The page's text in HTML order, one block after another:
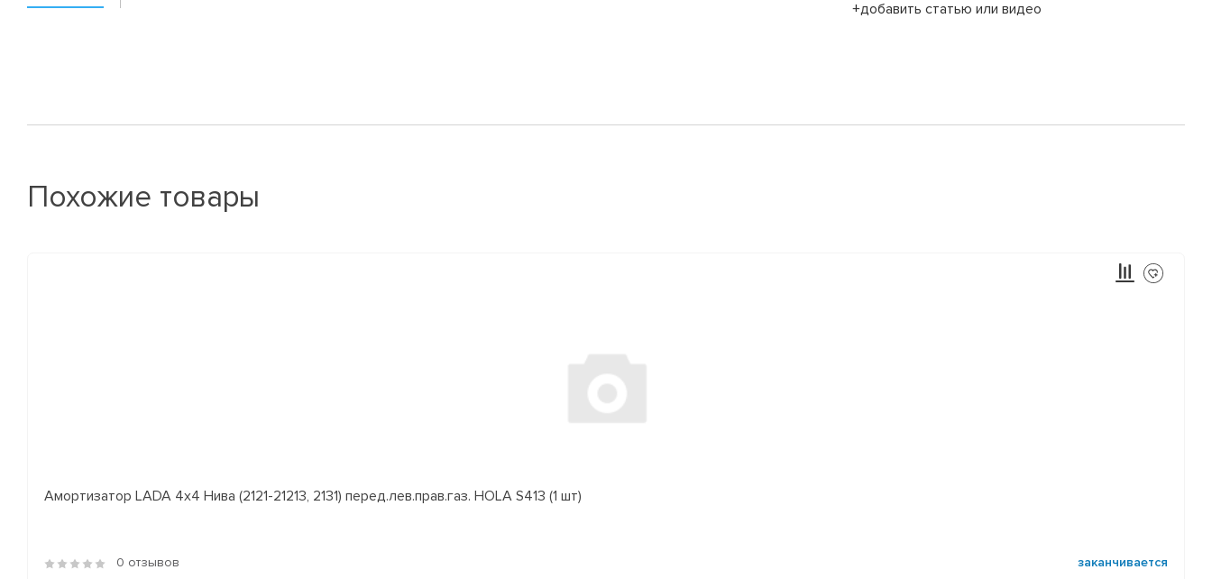
+добавить статью или видео
Похожие товары
Амортизатор LADA 4x4 Нива (2121-21213, 2131) перед.лев.прав.газ. HOLA S413 (1 шт)
0 отзывов заканчивается